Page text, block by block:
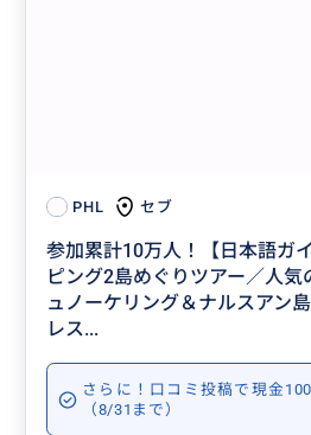
PHL セブ
参加累計10万人！【日本語ガ
ピング2島めぐりツアー／人気
ュノーケリング＆ナルスアン
レス...
さらに！口コミ投稿で現金
（8/31まで）